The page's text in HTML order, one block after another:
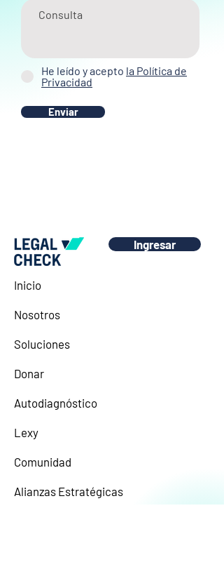
He leído y acepto la Política de
Privacidad
Enviar
Ingresar
Inicio
Nosotros
Soluciones
Donar
Autodiagnóstico
Lexy
Comunidad
Alianzas Estratégicas